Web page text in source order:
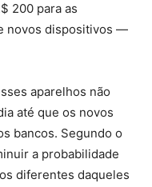
200 para as
novos dispositivos —
aparelhos não
até que os novos
bancos. Segundo o
a probabilidade
diferentes daqueles